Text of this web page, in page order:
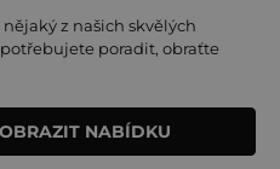
z našich skvělých
poradit, obraťte
NABÍDKU